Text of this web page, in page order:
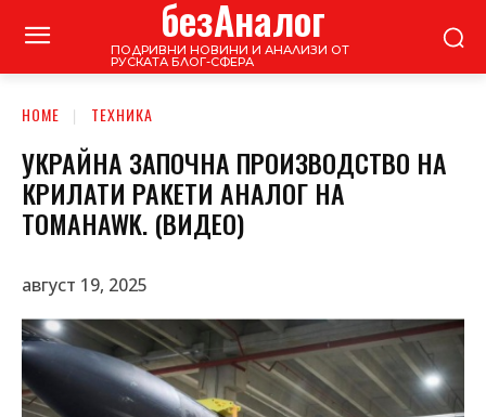
безАналог
ПОДРИВНИ НОВИНИ И АНАЛИЗИ ОТ
РУСКАТА БЛОГ-СФЕРА
HOME ТЕХНИКА
УКРАЙНА ЗАПОЧНА ПРОИЗВОДСТВО НА
КРИЛАТИ РАКЕТИ АНАЛОГ НА
TOMAHAWK. (ВИДЕО)
август 19, 2025